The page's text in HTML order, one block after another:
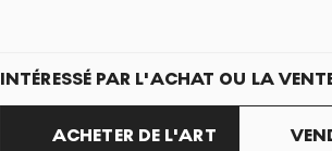
INTÉRESSÉ PAR L'ACHAT OU LA
ACHETER DE L'ART